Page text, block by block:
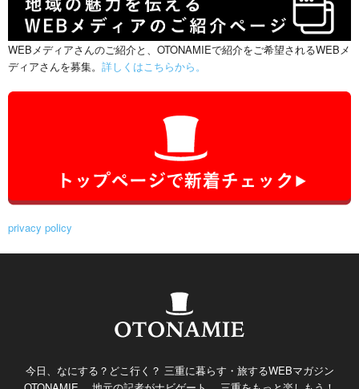
WEBメディアさんのご紹介と、OTONAMIEで紹介をご希望されるWEBメ
ディアさんを募集。 詳しくはこちらから。
privacy policy
今日、なにする？どこ行く？ 三重に暮らす・旅するWEBマガジン